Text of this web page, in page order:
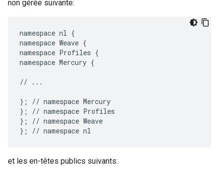
non gérée suivante:
namespace nl {
namespace Weave {
namespace Profiles {
namespace Mercury {
// ...
}; // namespace Mercury
}; // namespace Profiles
}; // namespace Weave
}; // namespace nl
et les en-têtes publics suivants: